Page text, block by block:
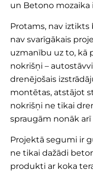
un Betono mozaika
Protams, nav
nav svarīgākais
uzmanību uz to, kā
nokrišņi –
drenējošais
montētas, atstājot
nokrišņi ne tikai
spraugām nonāk
Projektā segumi ir
ne tikai dažādi
produkti ar koka